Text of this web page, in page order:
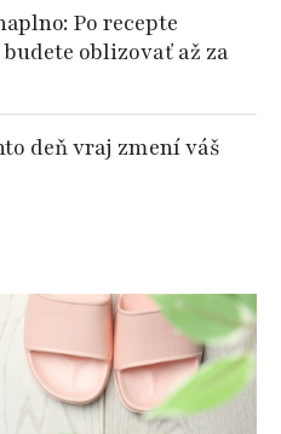
Po recepte
oblizovať až za
deň vraj zmení váš